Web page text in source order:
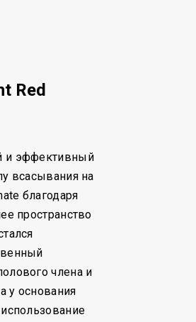
Red
и эффективный
всасывания на
благодаря
пространство
члена и
у основания